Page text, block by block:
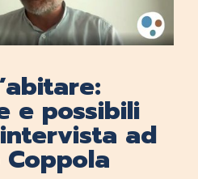
e possibili
ad